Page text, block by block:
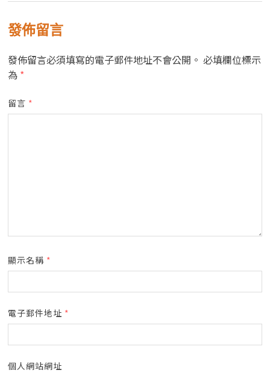
發佈留言
發佈留言必須填寫的電子郵件地址不會公開。 必填欄位標示
為 *
留言 *
顯示名稱 *
電子郵件地址 *
個人網站網址